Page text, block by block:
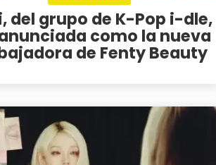
del grupo de K-Pop i-dle,
como la nueva
de Fenty Beauty